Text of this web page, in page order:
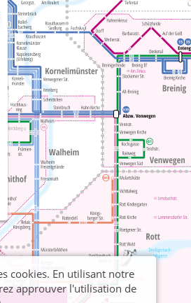
cookies. En utilisant notre
approuver l'utilisation de